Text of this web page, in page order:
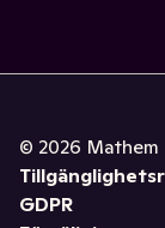
© 2026 Mathem
GDPR